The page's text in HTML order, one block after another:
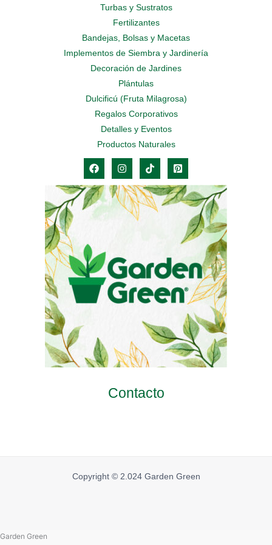
Turbas y Sustratos
Fertilizantes
Bandejas, Bolsas y Macetas
Implementos de Siembra y Jardinería
Decoración de Jardines
Plántulas
Dulcificú (Fruta Milagrosa)
Regalos Corporativos
Detalles y Eventos
Productos Naturales
Contacto
Copyright © 2.024 Garden Green
Garden Green